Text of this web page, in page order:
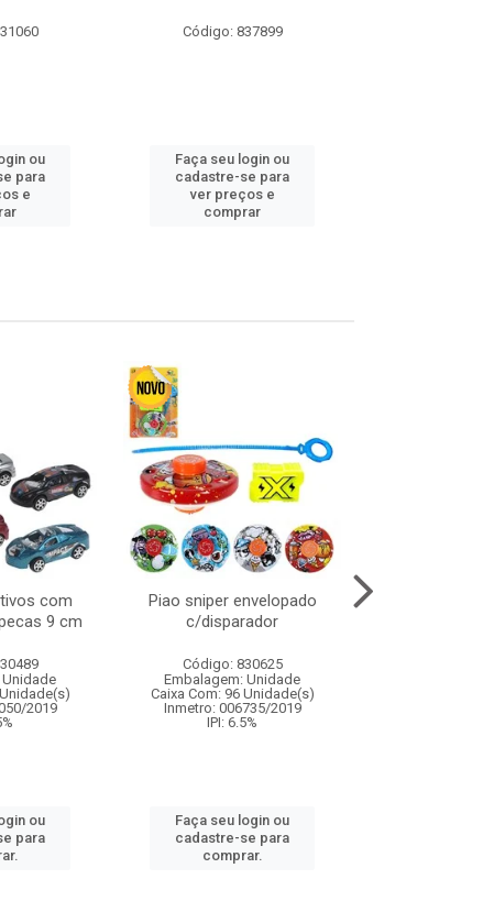
ou
para
e
Código: 837899
Faça seu login ou
cadastre-se para
ver preços e
comprar
com
9 cm
2019
ou
para
Piao sniper envelopado
c/disparador
Código: 830625
Embalagem: Unidade
Caixa Com: 96 Unidade(s)
Inmetro: 006735/2019
IPI: 6.5%
Faça seu login ou
cadastre-se para
comprar.